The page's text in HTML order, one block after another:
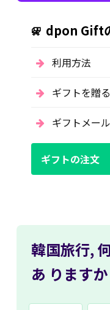
dpon Gift
利用方法
ギフトを贈
ギフトメー
ギフトの注文
韓国旅行,
あ りますか